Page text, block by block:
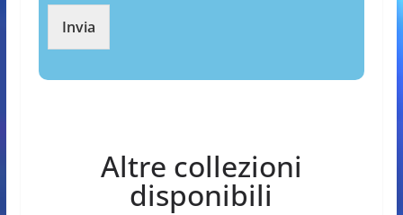
Invia
Altre collezioni
disponibili